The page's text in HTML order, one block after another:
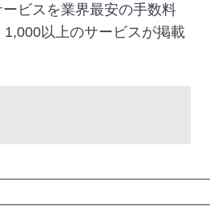
ビスを業界最安の手数料
以上のサービスが掲載